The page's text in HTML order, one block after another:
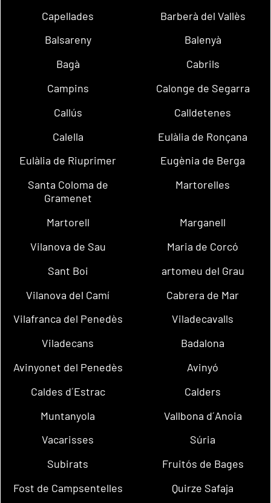
Capellades
Barberà del Vallès
Balsareny
Balenyà
Bagà
Cabrils
Campins
Calonge de Segarra
Callús
Calldetenes
Calella
Eulàlia de Ronçana
Eulàlia de Riuprimer
Eugènia de Berga
Santa Coloma de
Gramenet
Martorelles
Martorell
Marganell
Vilanova de Sau
Maria de Corcó
Sant Boi
artomeu del Grau
Vilanova del Camí
Cabrera de Mar
Vilafranca del Penedès
Viladecavalls
Viladecans
Badalona
Avinyonet del Penedès
Avinyó
Caldes d´Estrac
Calders
Muntanyola
Vallbona d´Anoia
Vacarisses
Súria
Subirats
Fruitós de Bages
Fost de Campsentelles
Quirze Safaja